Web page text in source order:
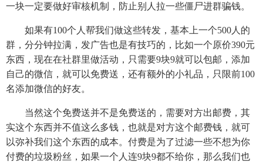
一块一定要做好审核机制，防止别人拉一些僵尸进群骗钱。
如果有100个人帮我们做这些转发，基本上一个500人的
群，分分钟拉满，发广告也是有技巧的，比如一个原价390元
东西，现在在社群里做活动，只需要9块9就可以包邮，添加
自己的微信，就可以免费送，还有额外的小礼品，只限前100
名添加微信的好友。
当然这个免费送并不是免费送的，需要对方出邮费，其
实这个东西并不值这么多钱，也就是对方这个邮费钱，就可
以弥补我们这个东西的成本。付费是为了过滤一些不想为你
付费的垃圾粉丝，如果一个人连9块9都不给你，那么我们也